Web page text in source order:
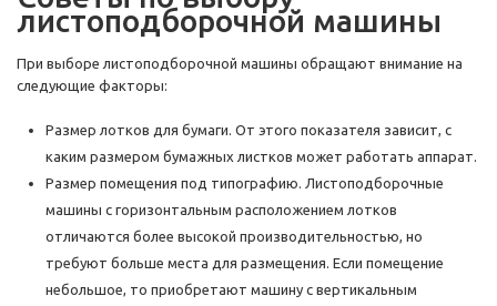
листоподборочной машины
При выборе листоподборочной машины обращают внимание на
следующие факторы:
Размер лотков для бумаги. От этого показателя зависит, с
каким размером бумажных листков может работать аппарат.
Размер помещения под типографию. Листоподборочные
машины с горизонтальным расположением лотков
отличаются более высокой производительностью, но
требуют больше места для размещения. Если помещение
небольшое, то приобретают машину с вертикальным